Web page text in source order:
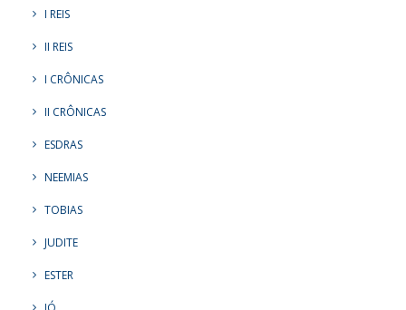
I REIS
II REIS
I CRÔNICAS
II CRÔNICAS
ESDRAS
NEEMIAS
TOBIAS
JUDITE
ESTER